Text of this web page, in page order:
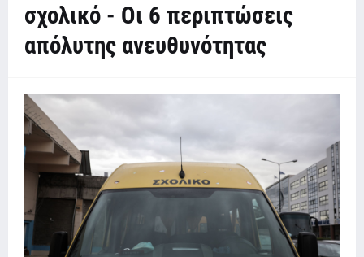
σχολικό - Οι 6 περιπτώσεις
απόλυτης ανευθυνότητας